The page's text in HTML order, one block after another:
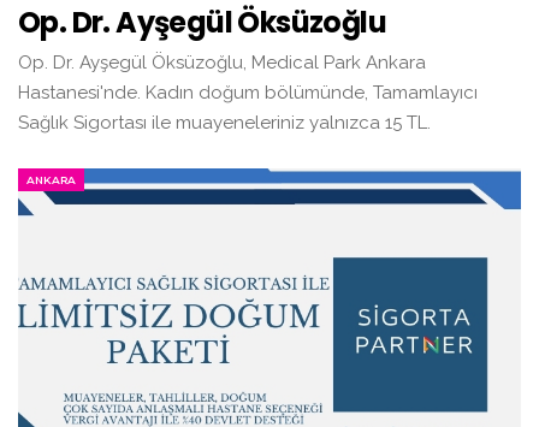
Op. Dr. Ayşegül Öksüzoğlu
Op. Dr. Ayşegül Öksüzoğlu, Medical Park Ankara
Hastanesi'nde. Kadın doğum bölümünde, Tamamlayıcı
Sağlık Sigortası ile muayeneleriniz yalnızca 15 TL.
ANKARA